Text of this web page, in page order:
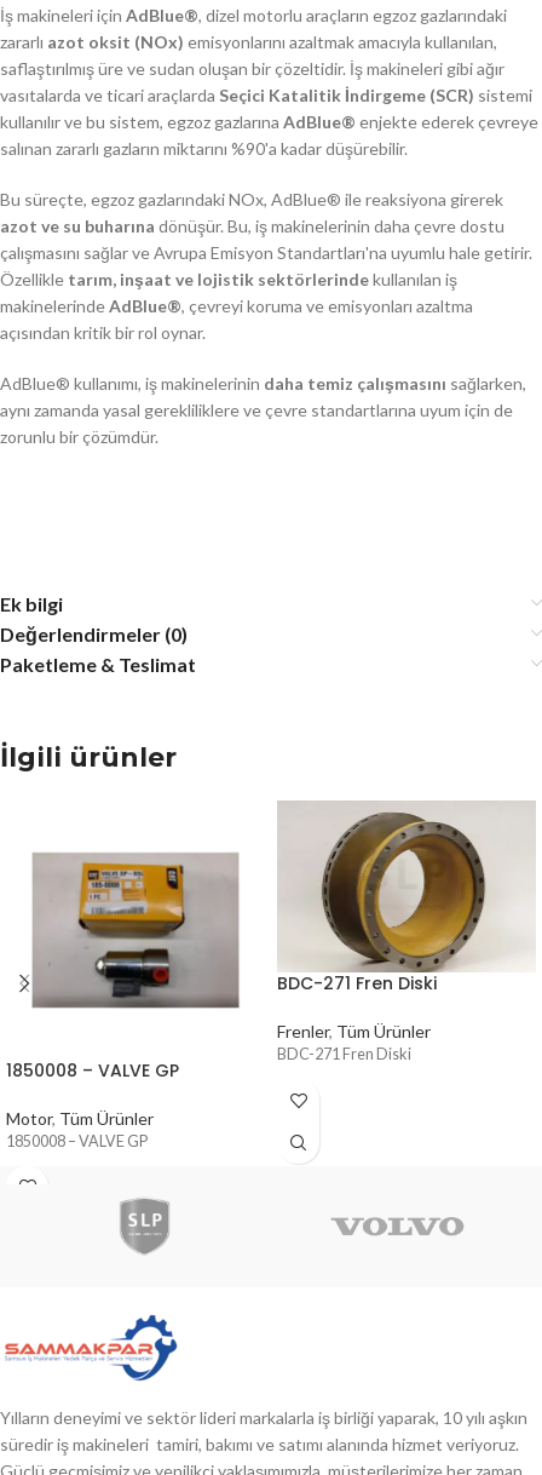
İş makineleri için AdBlue®, dizel motorlu araçların egzoz gazlarındaki
zararlı azot oksit (NOx) emisyonlarını azaltmak amacıyla kullanılan,
saflaştırılmış üre ve sudan oluşan bir çözeltidir. İş makineleri gibi ağır
vasıtalarda ve ticari araçlarda Seçici Katalitik İndirgeme (SCR) sistemi
kullanılır ve bu sistem, egzoz gazlarına AdBlue® enjekte ederek çevreye
salınan zararlı gazların miktarını %90'a kadar düşürebilir.
Bu süreçte, egzoz gazlarındaki NOx, AdBlue® ile reaksiyona girerek
azot ve su buharına dönüşür. Bu, iş makinelerinin daha çevre dostu
çalışmasını sağlar ve Avrupa Emisyon Standartları'na uyumlu hale getirir.
Özellikle tarım, inşaat ve lojistik sektörlerindekullanılan iş
makinelerindeAdBlue®, çevreyi koruma ve emisyonları azaltma
açısından kritik bir rol oynar.
AdBlue® kullanımı, iş makinelerinin daha temiz çalışmasını sağlarken,
aynı zamanda yasal gerekliliklere ve çevre standartlarına uyum için de
zorunlu bir çözümdür.
Ek bilgi
Değerlendirmeler (0)
Paketleme & Teslimat
İlgili ürünler
1850008 – VALVE GP
Motor, Tüm Ürünler
1850008 – VALVE GP
BDC-271 Fren Diski
Frenler, Tüm Ürünler
BDC-271 Fren Diski
Yılların deneyimi ve sektör lideri markalarla iş birliği yaparak, 10 yılı aşkın
süredir iş makineleri tamiri, bakımı ve satımı alanında hizmet veriyoruz.
Güçlü geçmişimiz ve yenilikçi yaklaşımımızla, müşterilerimize her zaman